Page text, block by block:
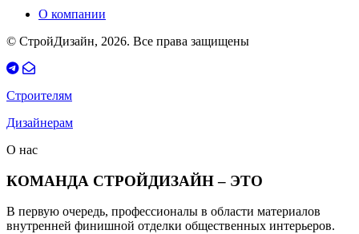
О компании
© СтройДизайн, 2026. Все права защищены
Строителям
Дизайнерам
О нас
КОМАНДА СТРОЙДИЗАЙН – ЭТО
В первую очередь, профессионалы в области материалов
внутренней финишной отделки общественных интерьеров.